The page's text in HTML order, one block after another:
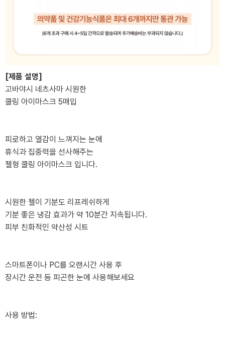
[제품 설명]
고바야시 네츠사마 시원한
쿨링 아이마스크 5매입
피로하고 열감이 느껴지는 눈에
휴식과 집중력을 선사해주는
젤형 쿨링 아이마스크 입니다.
시원한 젤이 기분도 리프레쉬하게
기분 좋은 냉감 효과가 약 10분간 지속됩니다.
피부 친화적인 약산성 시트
스마트폰이나 PC를 오랜시간 사용 후
장시간 운전 등 피곤한 눈에 사용해보세요
사용 방법: